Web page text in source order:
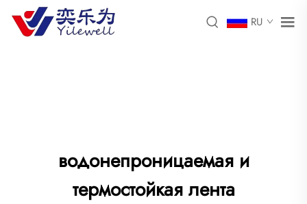
RU
водонепроницаемая и
термостойкая лента